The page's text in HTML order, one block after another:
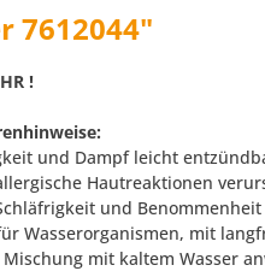
7612044"
!
und Dampf leicht
Hautreaktionen
und
Wasserorganismen, mit
mit kaltem Wasser